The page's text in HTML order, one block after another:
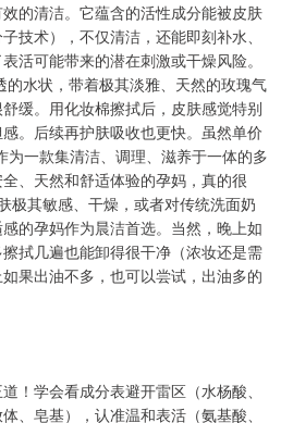
的清洁。它蕴含的活性成分能被皮肤
技术），不仅清洁，还能即刻补水、
活可能带来的潜在刺激或干燥风险。
水状，带着极其淡雅、天然的玫瑰气
缓。用化妆棉擦拭后，皮肤感觉特别
。后续再护肤吸收也更快。虽然单价
一款集清洁、调理、滋养于一体的多
、天然和舒适体验的孕妈，真的很
极其敏感、干燥，或者对传统洗面奶
感的孕妈作为晨洁首选。当然，晚上如
拭几遍也能卸得很干净（浓妆还是需
果出油不多，也可以尝试，出油多的
！学会看成分表避开雷区（水杨酸、
、皂基），认准温和表活（氨基酸、